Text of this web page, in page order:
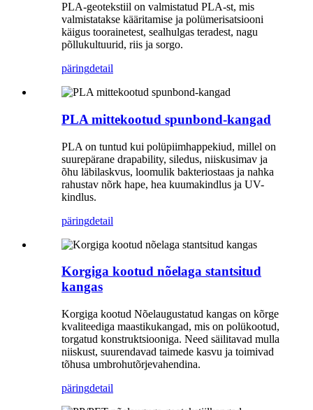
PLA-geotekstiil on valmistatud PLA-st, mis
valmistatakse kääritamise ja polümerisatsiooni
käigus toorainetest, sealhulgas teradest, nagu
põllukultuurid, riis ja sorgo.
päringdetail
PLA mittekootud spunbond-kangad
PLA on tuntud kui polüpiimhappekiud, millel on
suurepärane drapability, siledus, niiskusimav ja
õhu läbilaskvus, loomulik bakteriostaas ja nahka
rahustav nõrk hape, hea kuumakindlus ja UV-
kindlus.
päringdetail
Korgiga kootud nõelaga stantsitud
kangas
Korgiga kootud Nõelaugustatud kangas on kõrge
kvaliteediga maastikukangad, mis on polükootud,
torgatud konstruktsiooniga. Need säilitavad mulla
niiskust, suurendavad taimede kasvu ja toimivad
tõhusa umbrohutõrjevahendina.
päringdetail